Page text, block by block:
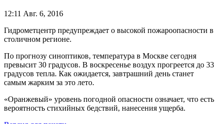
12:11 Авг. 6, 2016
Гидрометцентр предупреждает о высокой пожароопасности в
столичном регионе.
По прогнозу синоптиков, температура в Москве сегодня
превысит 30 градусов. В воскресенье воздух прогреется до 33
градусов тепла. Как ожидается, завтрашний день станет
самым жарким за это лето.
«Оранжевый» уровень погодной опасности означает, что есть
вероятность стихийных бедствий, нанесения ущерба.